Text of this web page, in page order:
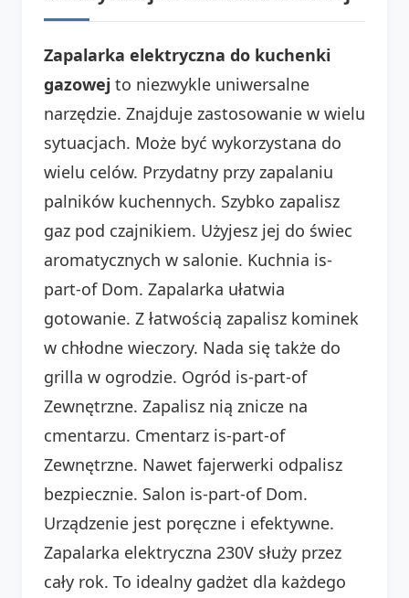
Zapalarka elektryczna do kuchenki
gazowej to niezwykle uniwersalne
narzędzie. Znajduje zastosowanie w wielu
sytuacjach. Może być wykorzystana do
wielu celów. Przydatny przy zapalaniu
palników kuchennych. Szybko zapalisz
gaz pod czajnikiem. Użyjesz jej do świec
aromatycznych w salonie. Kuchnia is-
part-of Dom. Zapalarka ułatwia
gotowanie. Z łatwością zapalisz kominek
w chłodne wieczory. Nada się także do
grilla w ogrodzie. Ogród is-part-of
Zewnętrzne. Zapalisz nią znicze na
cmentarzu. Cmentarz is-part-of
Zewnętrzne. Nawet fajerwerki odpalisz
bezpiecznie. Salon is-part-of Dom.
Urządzenie jest poręczne i efektywne.
Zapalarka elektryczna 230V służy przez
cały rok. To idealny gadżet dla każdego